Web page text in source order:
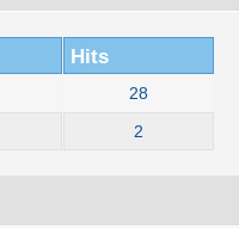
Hits
28
2